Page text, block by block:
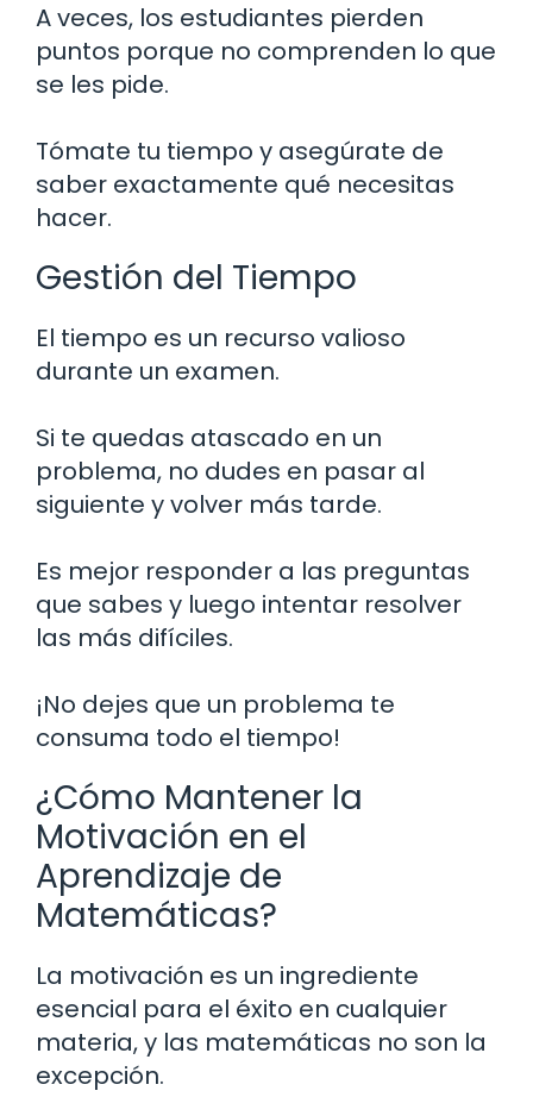
A veces, los estudiantes pierden
puntos porque no comprenden lo que
se les pide.
Tómate tu tiempo y asegúrate de
saber exactamente qué necesitas
hacer.
Gestión del Tiempo
El tiempo es un recurso valioso
durante un examen.
Si te quedas atascado en un
problema, no dudes en pasar al
siguiente y volver más tarde.
Es mejor responder a las preguntas
que sabes y luego intentar resolver
las más difíciles.
¡No dejes que un problema te
consuma todo el tiempo!
¿Cómo Mantener la
Motivación en el
Aprendizaje de
Matemáticas?
La motivación es un ingrediente
esencial para el éxito en cualquier
materia, y las matemáticas no son la
excepción.